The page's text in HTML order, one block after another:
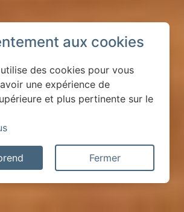
aux cookies
des cookies pour vous
une expérience de
et plus pertinente sur le
Fermer